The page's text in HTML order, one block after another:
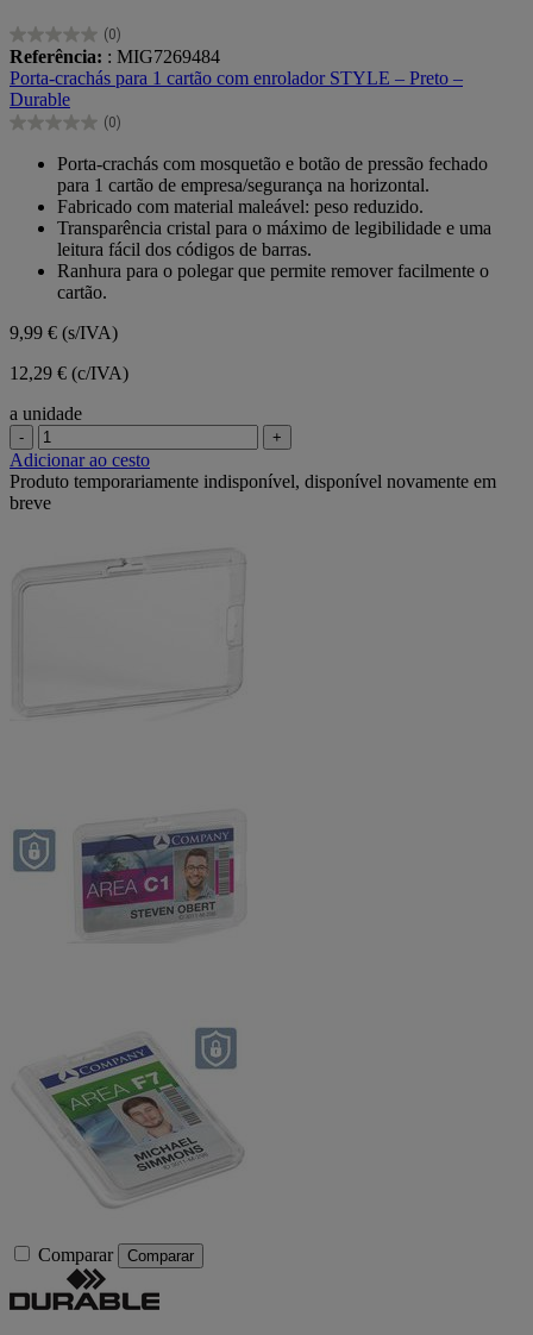
(0)
0.0
em
5
estrelas.
Referência: : MIG7269484
Porta-crachás para 1 cartão com enrolador STYLE – Preto –
Durable
(0)
0.0
estrelas.
Porta-crachás com mosquetão e botão de pressão fechado
para 1 cartão de empresa/segurança na horizontal.
Fabricado com material maleável: peso reduzido.
Transparência cristal para o máximo de legibilidade e uma
leitura fácil dos códigos de barras.
Ranhura para o polegar que permite remover facilmente o
cartão.
9,99 € (s/IVA)
12,29 € (c/IVA)
a unidade
- +
Adicionar ao cesto
Produto temporariamente indisponível, disponível novamente em
breve
Comparar Comparar